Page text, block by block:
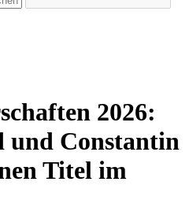
2026:
Constantin
Titel im